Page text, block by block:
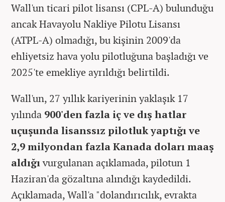
Wall'un ticari pilot lisansı (CPL-A) bulunduğu
ancak Havayolu Nakliye Pilotu Lisansı
(ATPL-A) olmadığı, bu kişinin 2009'da
ehliyetsiz hava yolu pilotluğuna başladığı ve
2025'te emekliye ayrıldığı belirtildi.
Wall'un, 27 yıllık kariyerinin yaklaşık 17
yılında 900'den fazla iç ve dış hatlar
uçuşunda lisanssız pilotluk yaptığı ve
2,9 milyondan fazla Kanada doları maaş
aldığıvurgulanan açıklamada, pilotun 1
Haziran'da gözaltına alındığı kaydedildi.
Açıklamada, Wall'a "dolandırıcılık, evrakta